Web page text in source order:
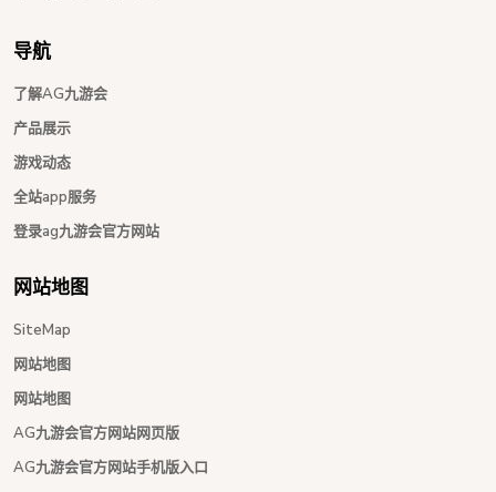
导航
了解AG九游会
产品展示
游戏动态
全站app服务
登录ag九游会官方网站
网站地图
SiteMap
网站地图
网站地图
AG九游会官方网站网页版
AG九游会官方网站手机版入口